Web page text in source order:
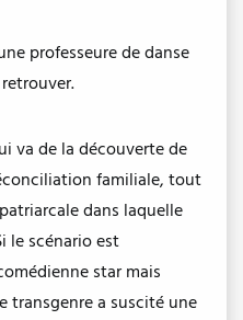
professeure de danse
va de la découverte de
familiale, tout
dans laquelle
le scénario est
star mais
transgenre a suscité une